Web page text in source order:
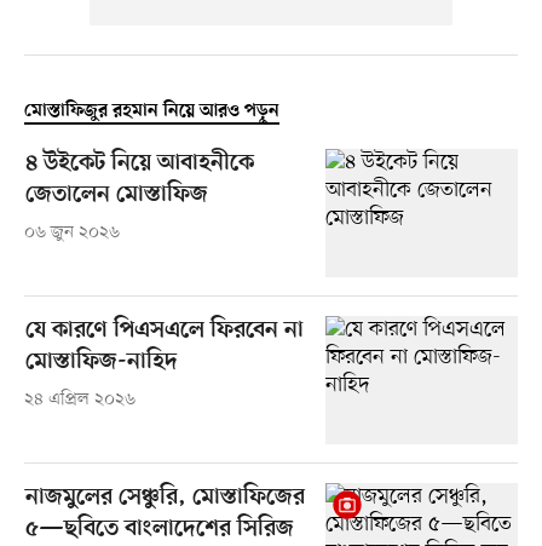
মোস্তাফিজুর রহমান নিয়ে আরও পড়ুন
৪ উইকেট নিয়ে আবাহনীকে
জেতালেন মোস্তাফিজ
০৬ জুন ২০২৬
যে কারণে পিএসএলে ফিরবেন না
মোস্তাফিজ-নাহিদ
২৪ এপ্রিল ২০২৬
নাজমুলের সেঞ্চুরি, মোস্তাফিজের
৫—ছবিতে বাংলাদেশের সিরিজ